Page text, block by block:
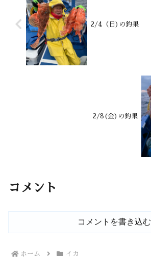
2/4（日)の釣果
2/8(金)の釣果
コメント
コメントを書き込む
ホーム イカ